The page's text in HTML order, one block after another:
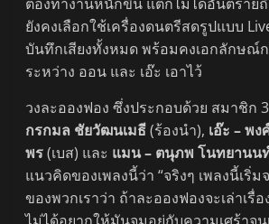
ต้องทำงานหนักขึ้น แต่ก็ไม่ได้อันตราย
ยังคงเลือกใช้เครื่องดนตรีสดรูปแบบ
บันทึกเสียงทั้งหมด พร้อมคงเอกลักษณ์
ระหว่าง ออน และ เอ๊ะ เอาไว้
วงละอองฟอง ซึ่งประกอบด้วย สมาชิก
กรกมล ชัยวัฒนเมธี(ร้องนำ), เอ๊ะ – พ
พร(เบส) และ แมน – ตนุภพ โนทยานน
แนวคิดของเพลงนี้ว่า “จริงๆ เพลงนี้เริ่
ของพวกเราว่า ถ้าละอองฟองจะเล่าเรื่อ